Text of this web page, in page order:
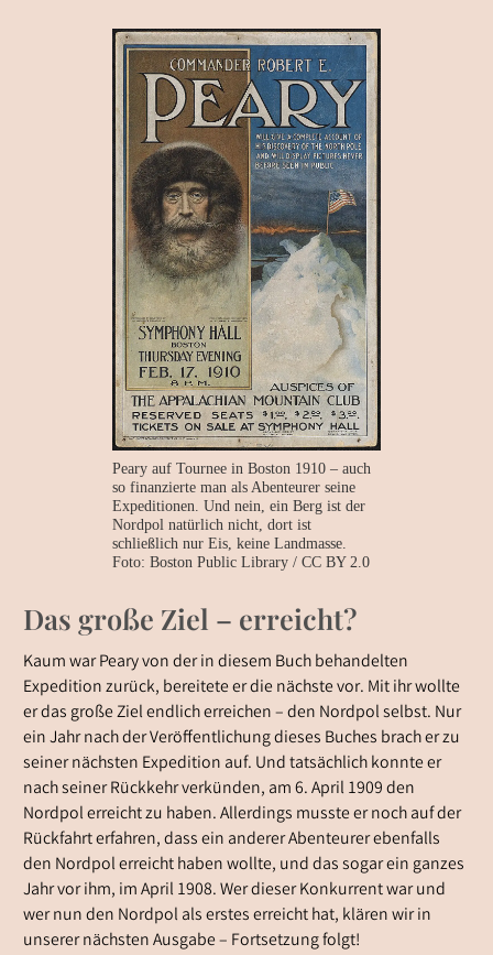
Peary auf Tournee in Boston 1910 – auch
so finanzierte man als Abenteurer seine
Expeditionen. Und nein, ein Berg ist der
Nordpol natürlich nicht, dort ist
schließlich nur Eis, keine Landmasse.
Foto: Boston Public Library / CC BY 2.0
Das große Ziel – erreicht?
Kaum war Peary von der in diesem Buch behandelten
Expedition zurück, bereitete er die nächste vor. Mit ihr wollte
er das große Ziel endlich erreichen – den Nordpol selbst. Nur
ein Jahr nach der Veröffentlichung dieses Buches brach er zu
seiner nächsten Expedition auf. Und tatsächlich konnte er
nach seiner Rückkehr verkünden, am 6. April 1909 den
Nordpol erreicht zu haben. Allerdings musste er noch auf der
Rückfahrt erfahren, dass ein anderer Abenteurer ebenfalls
den Nordpol erreicht haben wollte, und das sogar ein ganzes
Jahr vor ihm, im April 1908. Wer dieser Konkurrent war und
wer nun den Nordpol als erstes erreicht hat, klären wir in
unserer nächsten Ausgabe – Fortsetzung folgt!